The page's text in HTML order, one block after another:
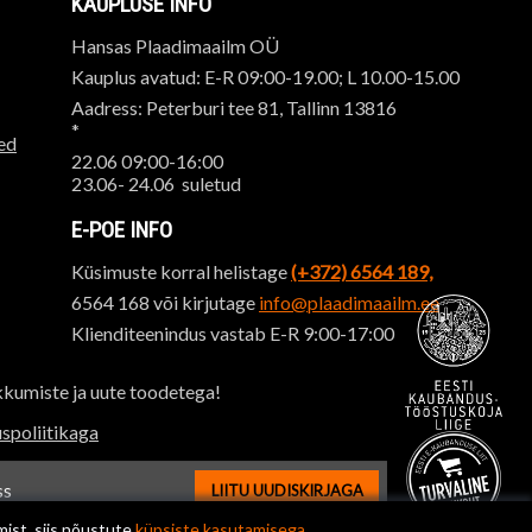
Hansas Plaadimaailm OÜ
Kauplus avatud: E-R 09:00-19.00; L 10.00-15.00
Aadress: Peterburi tee 81, Tallinn 13816
*
22.06 09:00-16:00
23.06- 24.06 suletud
E-POE INFO
Küsimuste korral helistage(+372) 6564 189,
6564 168 või kirjutage info@plaadimaailm.ee
Klienditeenindus vastab E-R 9:00-17:00
ja uute toodetega!
LIITU UUDISKIRJAGA